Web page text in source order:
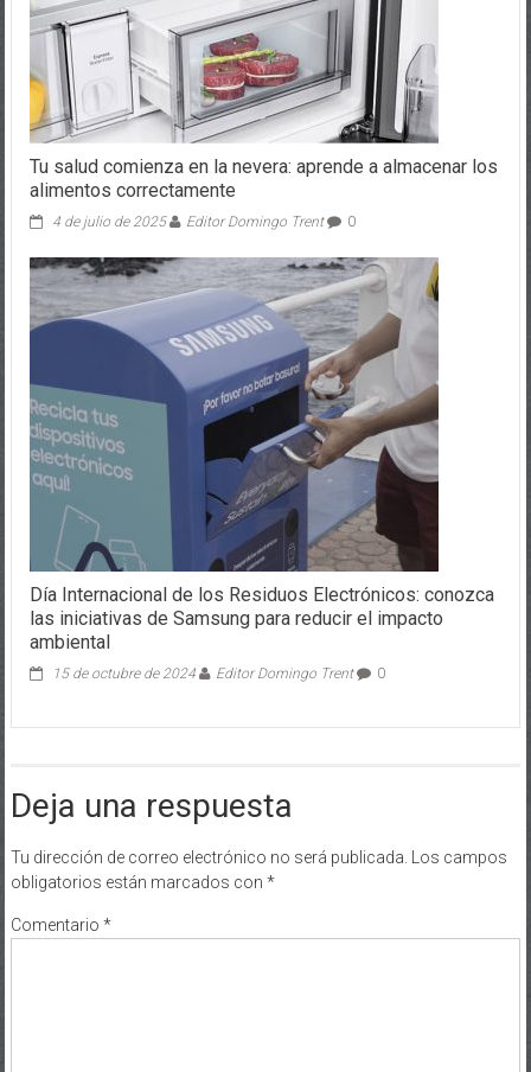
Tu salud comienza en la nevera: aprende a almacenar los
alimentos correctamente
4 de julio de 2025 Editor Domingo Trent 0
Día Internacional de los Residuos Electrónicos: conozca
las iniciativas de Samsung para reducir el impacto
ambiental
15 de octubre de 2024 Editor Domingo Trent 0
Deja una respuesta
Tu dirección de correo electrónico no será publicada. Los campos
obligatorios están marcados con *
Comentario *